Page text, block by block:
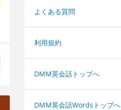
よくある質問
利用規約
DMM英会話トップへ
DMM英会話Wordsトップへ